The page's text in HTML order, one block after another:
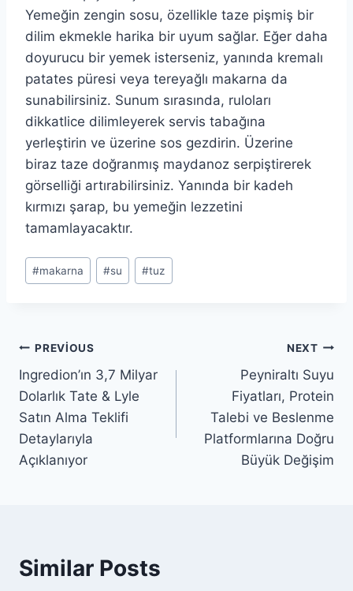
Yemeğin zengin sosu, özellikle taze pişmiş bir
dilim ekmekle harika bir uyum sağlar. Eğer daha
doyurucu bir yemek isterseniz, yanında kremalı
patates püresi veya tereyağlı makarna da
sunabilirsiniz. Sunum sırasında, ruloları
dikkatlice dilimleyerek servis tabağına
yerleştirin ve üzerine sos gezdirin. Üzerine
biraz taze doğranmış maydanoz serpiştirerek
görselliği artırabilirsiniz. Yanında bir kadeh
kırmızı şarap, bu yemeğin lezzetini
tamamlayacaktır.
Post
Tags:
#makarna #su #tuz
Yazı
gezinmesi
PREVIOUS
Ingredion’ın 3,7 Milyar
Dolarlık Tate & Lyle
Satın Alma Teklifi
Detaylarıyla
Açıklanıyor
NEXT
Peyniraltı Suyu
Fiyatları, Protein
Talebi ve Beslenme
Platformlarına Doğru
Büyük Değişim
Similar Posts